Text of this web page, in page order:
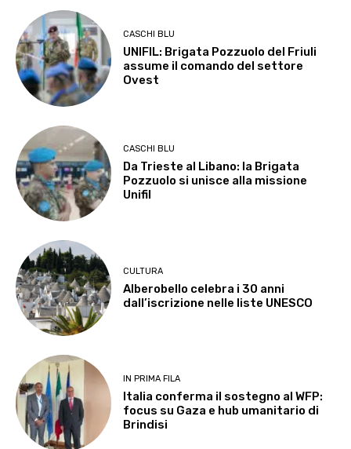
CASCHI BLU
UNIFIL: Brigata Pozzuolo del Friuli
assume il comando del settore
Ovest
CASCHI BLU
Da Trieste al Libano: la Brigata
Pozzuolo si unisce alla missione
Unifil
CULTURA
Alberobello celebra i 30 anni
dall’iscrizione nelle liste UNESCO
IN PRIMA FILA
Italia conferma il sostegno al WFP:
focus su Gaza e hub umanitario di
Brindisi